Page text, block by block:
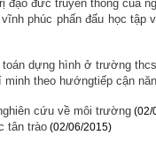
đạo đức truyền thống của
phúc phấn đấu học
dựng hình ở trường thcs
theo hướngtiếp cận
cứu về môi trường (02/
tân trào (02/06/2015)